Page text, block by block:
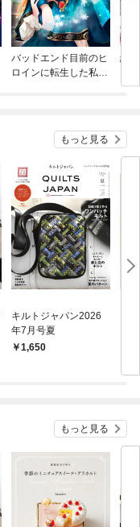
バッドエンド目前のヒ
ロインに転生した私、
結
もっと見る
キルトジャパン2026
年7月号夏
1,650
もっと見る